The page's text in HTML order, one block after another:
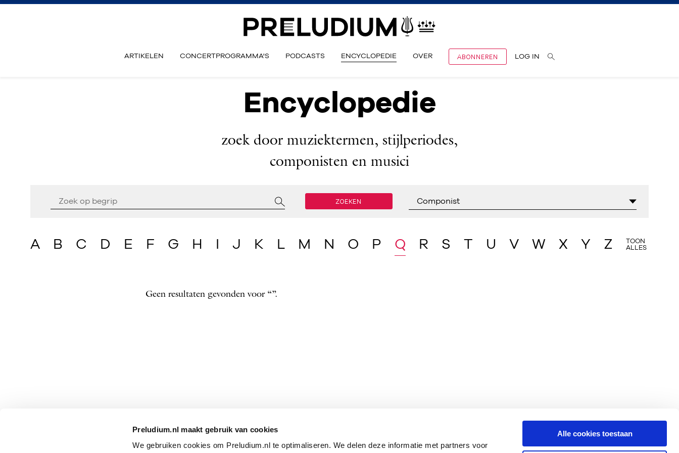
Preludium.nl maakt gebruik van cookies
We gebruiken cookies om Preludium.nl te optimaliseren. We delen deze informatie met partners voor
Alle cookies toestaan
ARTIKELEN CONCERTPROGRAMMA'S PODCASTS ENCYCLOPEDIE OVER ABONNEREN LOG IN
Encyclopedie
zoek door muziektermen, stijlperiodes,
componisten en musici
ZOEKEN Componist
A B C D E F G H J K L M N O P Q R S T U V W X Y Z
TOON
ALLES
Geen resultaten gevonden voor “”.